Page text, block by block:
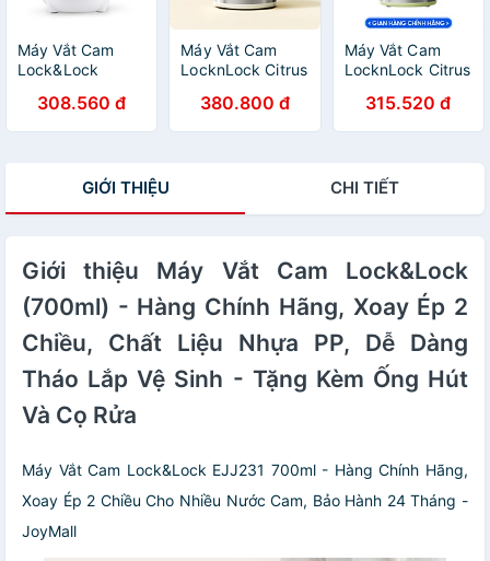
Máy Vắt Cam
Lock&Lock
Hàng chính hãng
308.560 đ
Máy Vắt Cam
LocknLock Citrus
40W 700ml -
Xoay Ép Hai
380.800 đ
Máy Vắt Cam
LocknLock Citrus
40W 700ml,
Hàng Chính
JoyMall
315.520 đ
GIỚI THIỆU CHI TIẾT
Giới thiệu Máy Vắt Cam Lock&Lock
(700ml) - Hàng Chính Hãng, Xoay Ép 2
Chiều, Chất Liệu Nhựa PP, Dễ Dàng
Tháo Lắp Vệ Sinh - Tặng Kèm Ống Hút
Và Cọ Rửa
Máy Vắt Cam Lock&Lock EJJ231 700ml - Hàng Chính Hãng,
Xoay Ép 2 Chiều Cho Nhiều Nước Cam, Bảo Hành 24 Tháng -
JoyMall